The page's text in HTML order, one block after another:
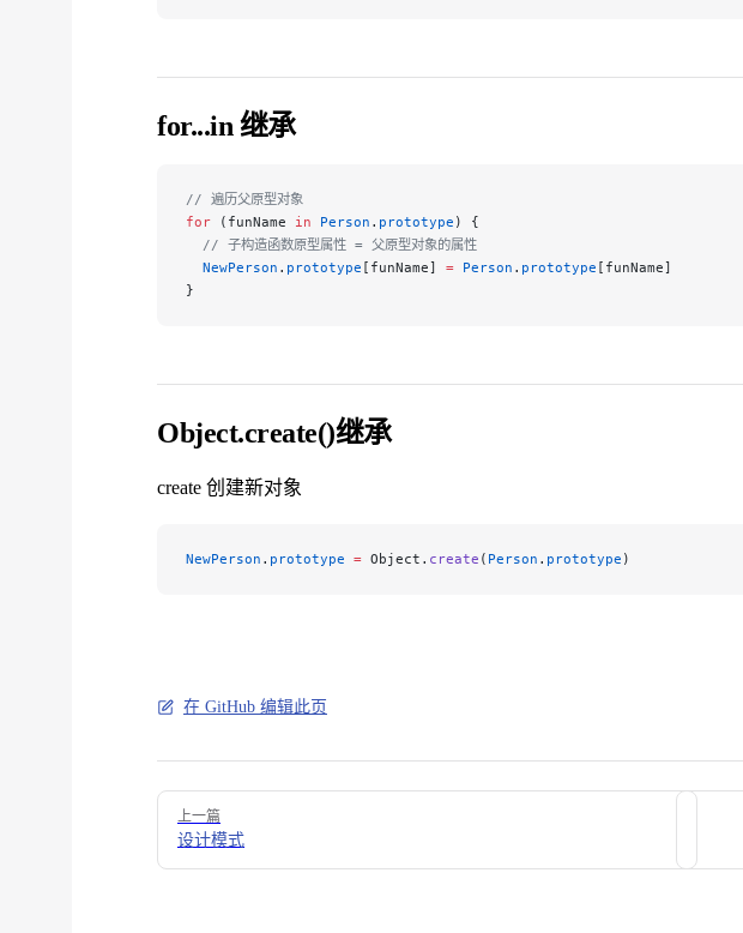
for...in 继承
// 遍历父原型对象
for (funName in Person . prototype ) {
  // 子构造函数原型属性 = 父原型对象的属性
  NewPerson
. prototype [funName] = Person . prototype [funName]
}
Object.create()继承
create 创建新对象
NewPerson . prototype = Object. create ( Person . prototype )
在 GitHub 编辑此页
Pager
上一篇
设计模式